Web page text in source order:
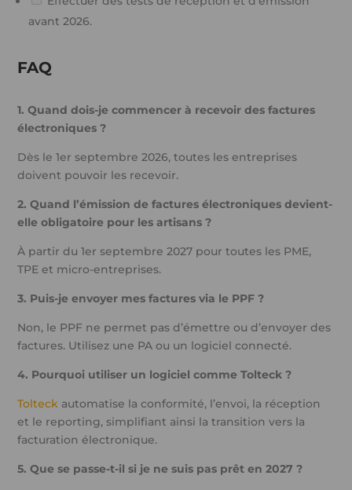
avant 2026.
FAQ
1. Quand dois-je commencer à recevoir des factures
électroniques ?
Dès le 1er septembre 2026, toutes les entreprises
doivent pouvoir les recevoir.
2. Quand l’émission de factures électroniques devient-
elle obligatoire pour les artisans ?
À partir du 1er septembre 2027 pour toutes les PME,
TPE et micro-entreprises.
3. Puis-je envoyer mes factures via le PPF ?
Non, le PPF ne permet pas d’émettre ou d’envoyer des
factures. Utilisez une PA ou un logiciel connecté.
4. Pourquoi utiliser un logiciel comme Tolteck ?
Tolteck automatise la conformité, l’envoi, la réception
et le reporting, simplifiant ainsi la transition vers la
facturation électronique.
5. Que se passe-t-il si je ne suis pas prêt en 2027 ?